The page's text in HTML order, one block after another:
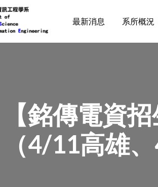
最新消息 系所概況
【銘傳電資
（4/11高雄